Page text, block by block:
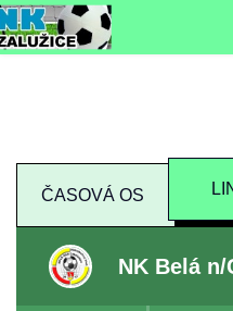
ČASOVÁ OS
NK Belá n/